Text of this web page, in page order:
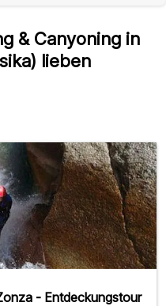
& Canyoning in
lieben
- Entdeckungstour